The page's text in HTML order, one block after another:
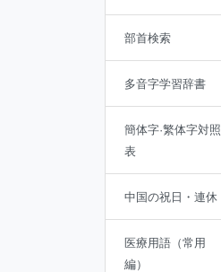
部首検索
多音字学習辞書
簡体字·繁体字対照
表
中国の祝日・連休
医療用語（常用
編）